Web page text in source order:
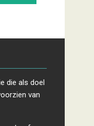
die als doel
van